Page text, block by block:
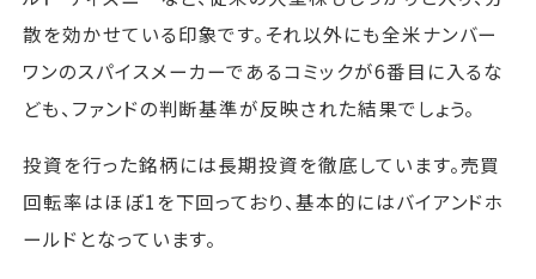
散を効かせている印象です。それ以外にも全米ナンバー
ワンのスパイスメーカーであるコミックが6番目に入るな
ども、ファンドの判断基準が反映された結果でしょう。
投資を行った銘柄には長期投資を徹底しています。売買
回転率はほぼ1を下回っており、基本的にはバイアンドホ
ールドとなっています。